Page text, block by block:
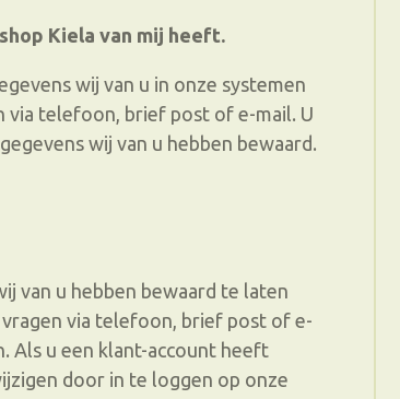
Kiela van mij heeft.
wij van u in onze systemen
via telefoon, brief post of e-mail. U
wij van u hebben bewaard.
van u hebben bewaard te laten
vragen via telefoon, brief post of e-
Als u een klant-account heeft
door in te loggen op onze